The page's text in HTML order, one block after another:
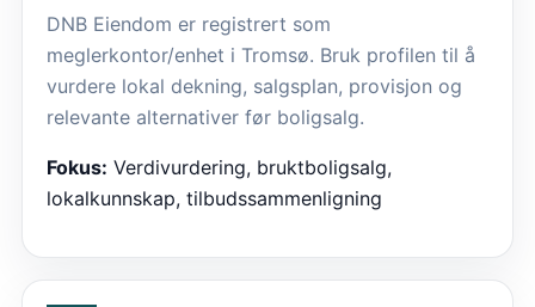
DNB Eiendom er registrert som
meglerkontor/enhet i Tromsø. Bruk profilen til å
vurdere lokal dekning, salgsplan, provisjon og
relevante alternativer før boligsalg.
Fokus: Verdivurdering, bruktboligsalg,
lokalkunnskap, tilbudssammenligning